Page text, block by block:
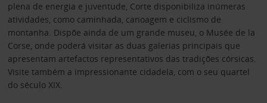
plena de energia e juventude, Corte disponibiliza inúmeras
atividades, como caminhada, canoagem e ciclismo de
montanha. Dispõe ainda de um grande museu, o Musée de la
Corse, onde poderá visitar as duas galerias principais que
apresentam artefactos representativos das tradições córsicas.
Visite também a impressionante cidadela, com o seu quartel
do século XIX.